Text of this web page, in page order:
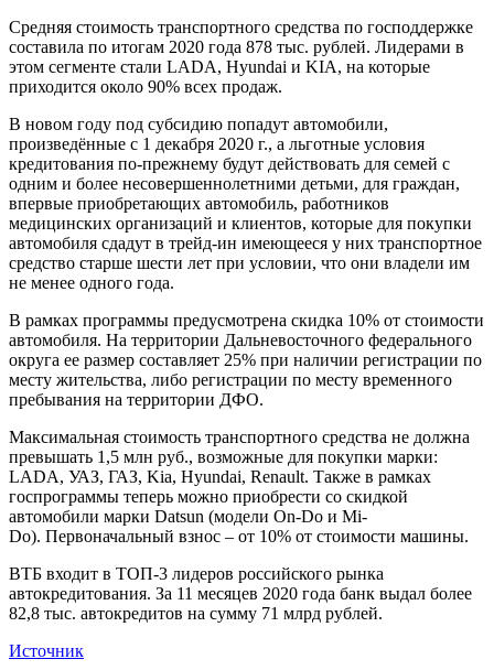
Средняя стоимость транспортного средства по господдержке
составила по итогам 2020 года 878 тыс. рублей. Лидерами в
этом сегменте стали LADA, Hyundai и KIA, на которые
приходится около 90% всех продаж.
В новом году под субсидию попадут автомобили,
произведённые с 1 декабря 2020 г., а льготные условия
кредитования по-прежнему будут действовать для семей с
одним и более несовершеннолетними детьми, для граждан,
впервые приобретающих автомобиль, работников
медицинских организаций и клиентов, которые для покупки
автомобиля сдадут в трейд-ин имеющееся у них транспортное
средство старше шести лет при условии, что они владели им
не менее одного года.
В рамках программы предусмотрена скидка 10% от стоимости
автомобиля. На территории Дальневосточного федерального
округа ее размер составляет 25% при наличии регистрации по
месту жительства, либо регистрации по месту временного
пребывания на территории ДФО.
Максимальная стоимость транспортного средства не должна
превышать 1,5 млн руб., возможные для покупки марки:
LADA, УАЗ, ГАЗ, Kia, Hyundai, Renault. Также в рамках
госпрограммы теперь можно приобрести со скидкой
автомобили марки Datsun (модели On-Do и Mi-
Do). Первоначальный взнос – от 10% от стоимости машины.
ВТБ входит в ТОП-3 лидеров российского рынка
автокредитования. За 11 месяцев 2020 года банк выдал более
82,8 тыс. автокредитов на сумму 71 млрд рублей.
Источник